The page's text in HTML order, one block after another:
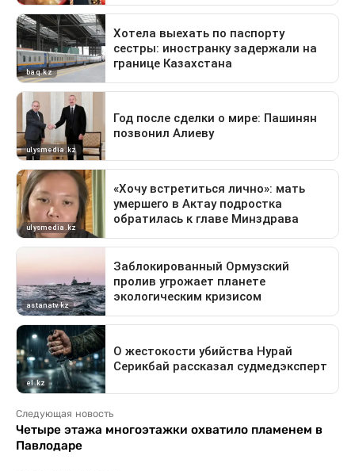
Следующая новость
Четыре этажа многоэтажки охватило пламенем в
Павлодаре